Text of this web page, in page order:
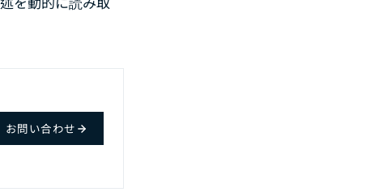
お問い合わせ